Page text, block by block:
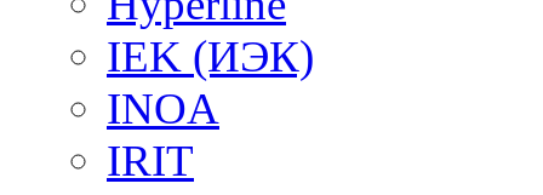
IEK (ИЭК)
INOA
IRIT